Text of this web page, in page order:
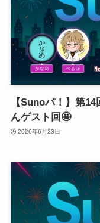
【Sunoパ！】第
んゲスト回🤩
2026年6月23日